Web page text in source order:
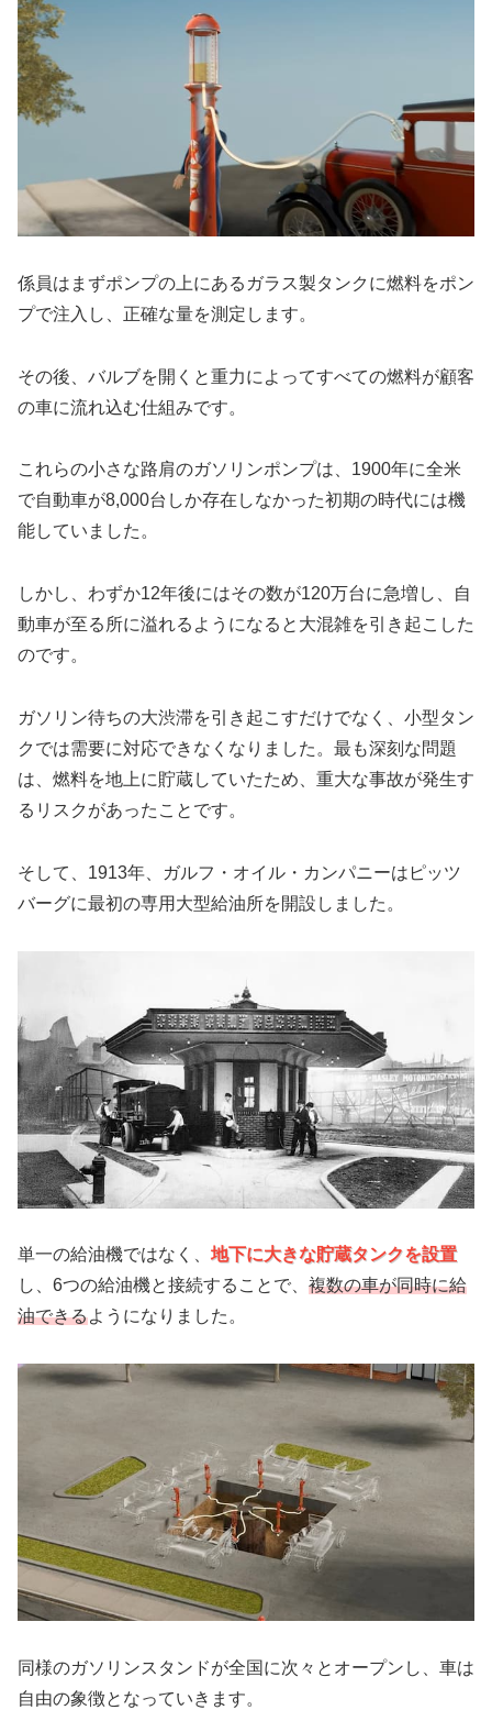
係員はまずポンプの上にあるガラス製タンクに燃料をポン
プで注入し、正確な量を測定します。
その後、バルブを開くと重力によってすべての燃料が顧客
の車に流れ込む仕組みです。
これらの小さな路肩のガソリンポンプは、1900年に全米
で自動車が8,000台しか存在しなかった初期の時代には機
能していました。
しかし、わずか12年後にはその数が120万台に急増し、自
動車が至る所に溢れるようになると大混雑を引き起こした
のです。
ガソリン待ちの大渋滞を引き起こすだけでなく、小型タン
クでは需要に対応できなくなりました。最も深刻な問題
は、燃料を地上に貯蔵していたため、重大な事故が発生す
るリスクがあったことです。
そして、1913年、ガルフ・オイル・カンパニーはピッツ
バーグに最初の専用大型給油所を開設しました。
単一の給油機ではなく、 地下に大きな貯蔵タンクを設置
し、6つの給油機と接続することで、 複数の車が同時に給
油できるようになりました。
同様のガソリンスタンドが全国に次々とオープンし、車は
自由の象徴となっていきます。